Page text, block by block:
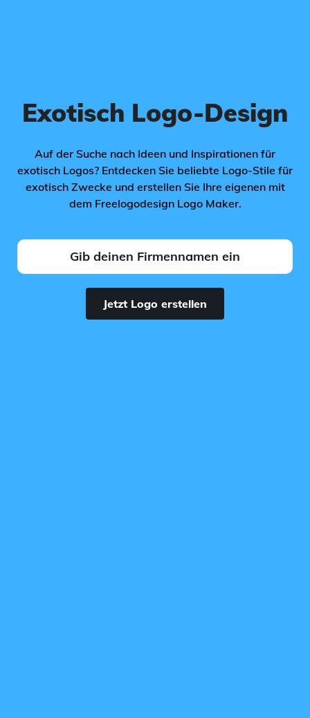
Exotisch Logo-Design
Auf der Suche nach Ideen und Inspirationen für
exotisch Logos? Entdecken Sie beliebte Logo-Stile für
exotisch Zwecke und erstellen Sie Ihre eigenen mit
dem Freelogodesign Logo Maker.
Jetzt Logo erstellen